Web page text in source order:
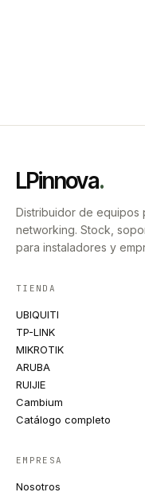
LPinnova.
Distribuidor de equipos
networking. Stock,
para instaladores y
TIENDA
UBIQUITI
TP-LINK
MIKROTIK
ARUBA
RUIJIE
Cambium
Catálogo completo
EMPRESA
Nosotros